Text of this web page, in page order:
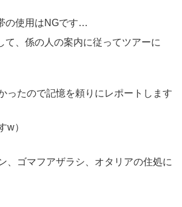
の使用はNGです…
て、係の人の案内に従ってツアーに
ったので記憶を頼りにレポートします
w）
、ゴマフアザラシ、オタリアの住処に